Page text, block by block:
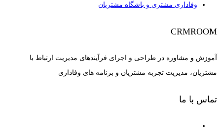
وفاداری مشتری و باشگاه مشتریان
CRMROOM
آموزش و مشاوره در طراحی و اجرای فرآیندهای مدیریت ارتباط با
مشتریان، مدیریت تجربه مشتریان و برنامه های وفاداری
تماس با ما